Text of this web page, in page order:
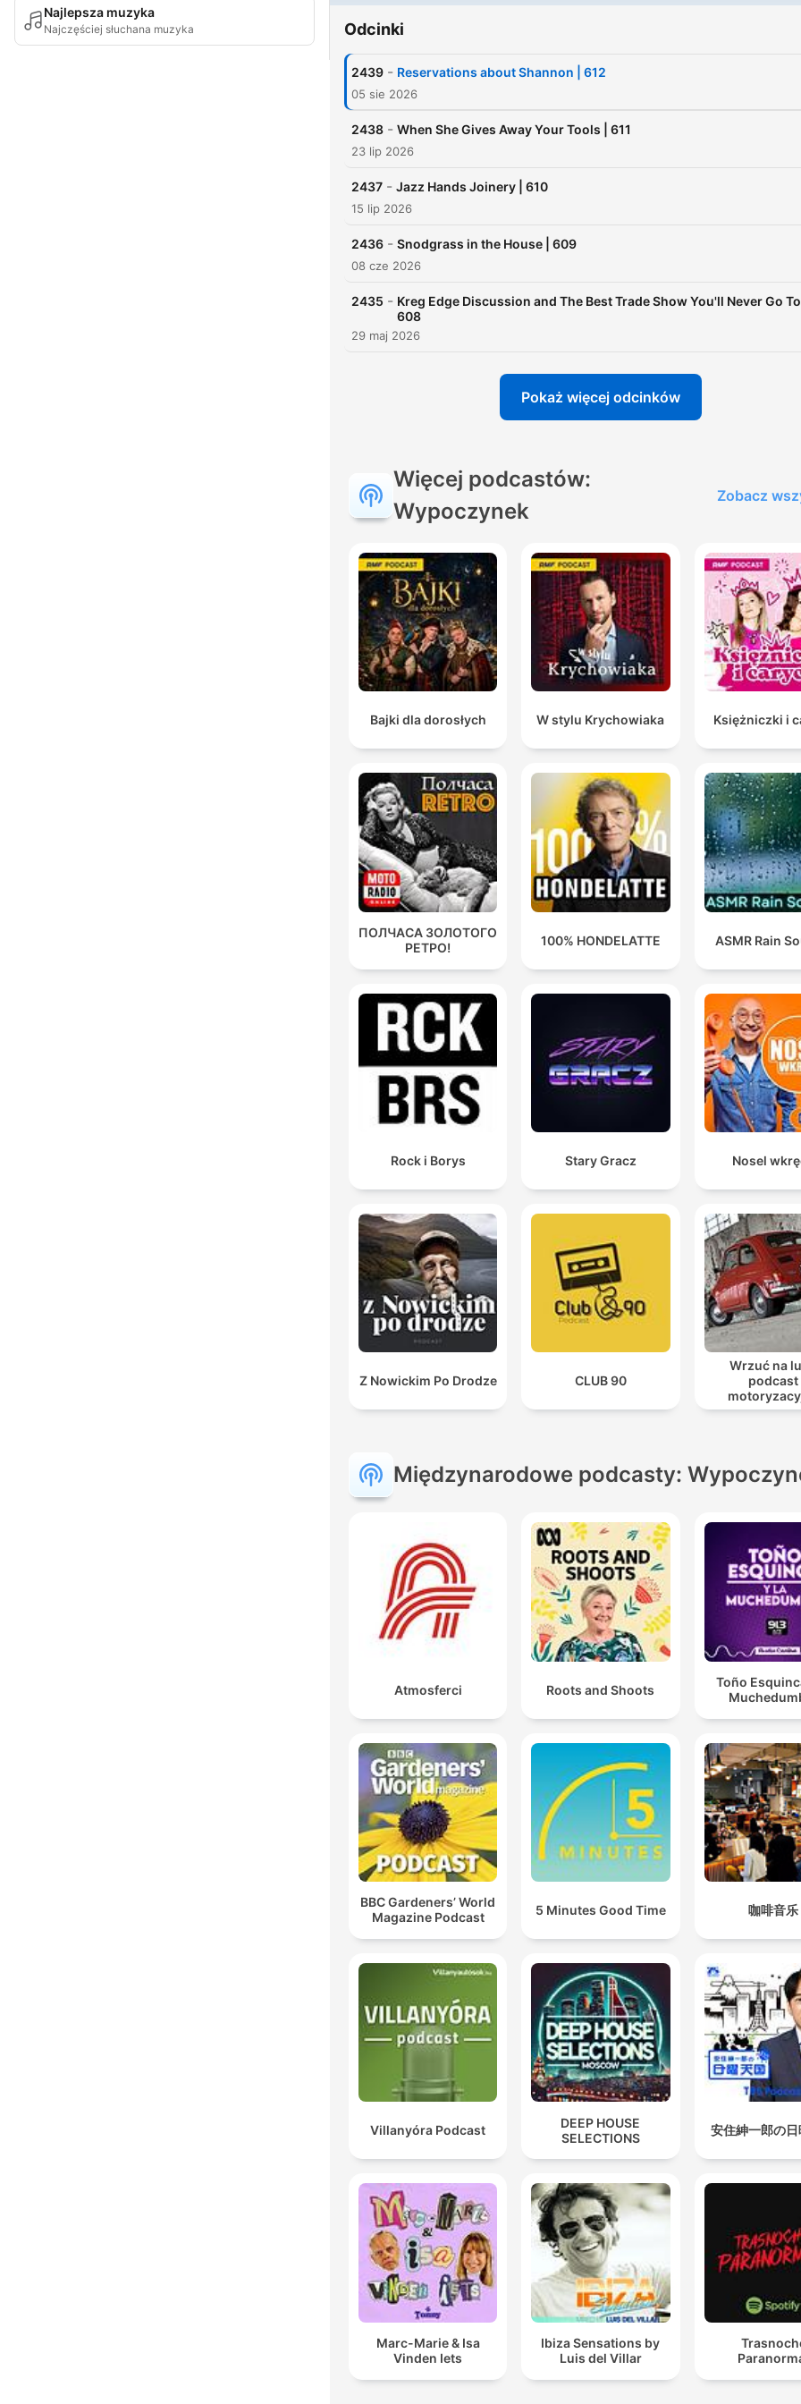
Najlepsza muzyka
Najczęściej słuchana muzyka Odcinki
2439 - Reservations about Shannon | 612
05 sie 2026
2438 - When She Gives Away Your Tools | 611
23 lip 2026
2437 - Jazz Hands Joinery | 610
15 lip 2026
2436 - Snodgrass in the House | 609
08 cze 2026
2435 - Kreg Edge Discussion and The Best Trade Show You'll Never Go
608
29 maj 2026
Pokaż więcej odcinków
Więcej podcastów:
Wypoczynek
Zobacz
Bajki dla dorosłych W stylu Krychowiaka Księżniczki i
ПОЛЧАСА ЗОЛОТОГО
РЕТРО!
100% HONDELATTE ASMR Rain
Rock i Borys Stary Gracz Nosel
Z Nowickim Po Drodze CLUB 90
Wrzuć na
podcast
Międzynarodowe podcasty:
Atmosferci Roots and Shoots
Toño
BBC Gardeners’ World
Magazine Podcast
5 Minutes Good Time 咖啡音乐
Villanyóra Podcast
DEEP HOUSE
SELECTIONS
安住紳一郎の
Marc-Marie & Isa
Vinden Iets
Ibiza Sensations by
Luis del Villar